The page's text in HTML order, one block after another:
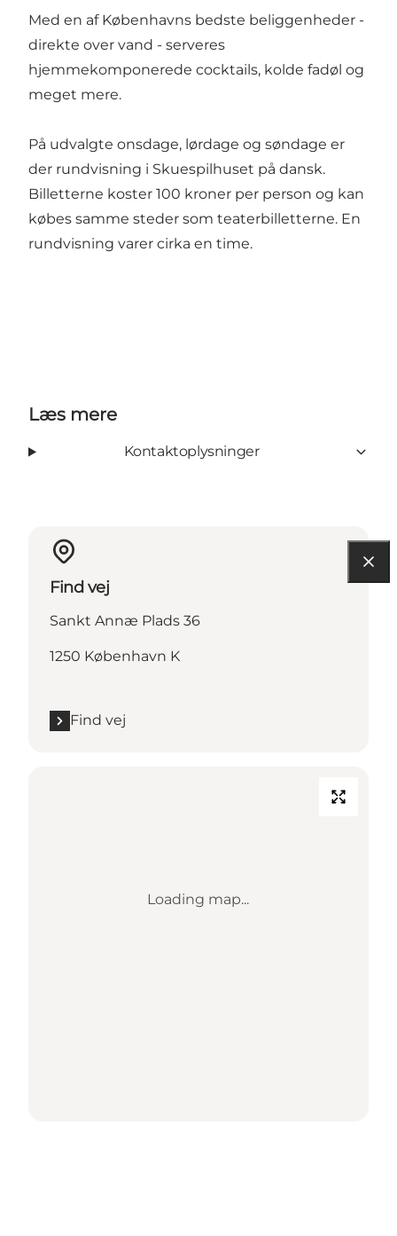
Med en af Københavns bedste beliggenheder -
direkte over vand - serveres
hjemmekomponerede cocktails, kolde fadøl og
meget mere.
På udvalgte onsdage, lørdage og søndage er
der rundvisning i Skuespilhuset på dansk.
Billetterne koster 100 kroner per person og kan
købes samme steder som teaterbilletterne. En
rundvisning varer cirka en time.
Læs mere
Kontaktoplysninger
Find vej
Sankt Annæ Plads 36
1250 København K
Find vej
Loading map...